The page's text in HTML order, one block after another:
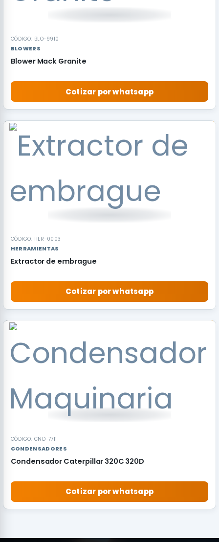
CÓDIGO: BLO-9910
BLOWERS
Blower Mack Granite
Cotizar por whatsapp
RECOMENDADO
CÓDIGO: HER-0003
HERRAMIENTAS
Extractor de embrague
Cotizar por whatsapp
RECOMENDADO
CÓDIGO: CND-7711
CONDENSADORES
Condensador Caterpillar 320C 320D
Cotizar por whatsapp